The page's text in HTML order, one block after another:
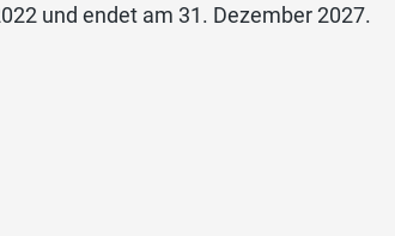
und endet am 31. Dezember 2027.